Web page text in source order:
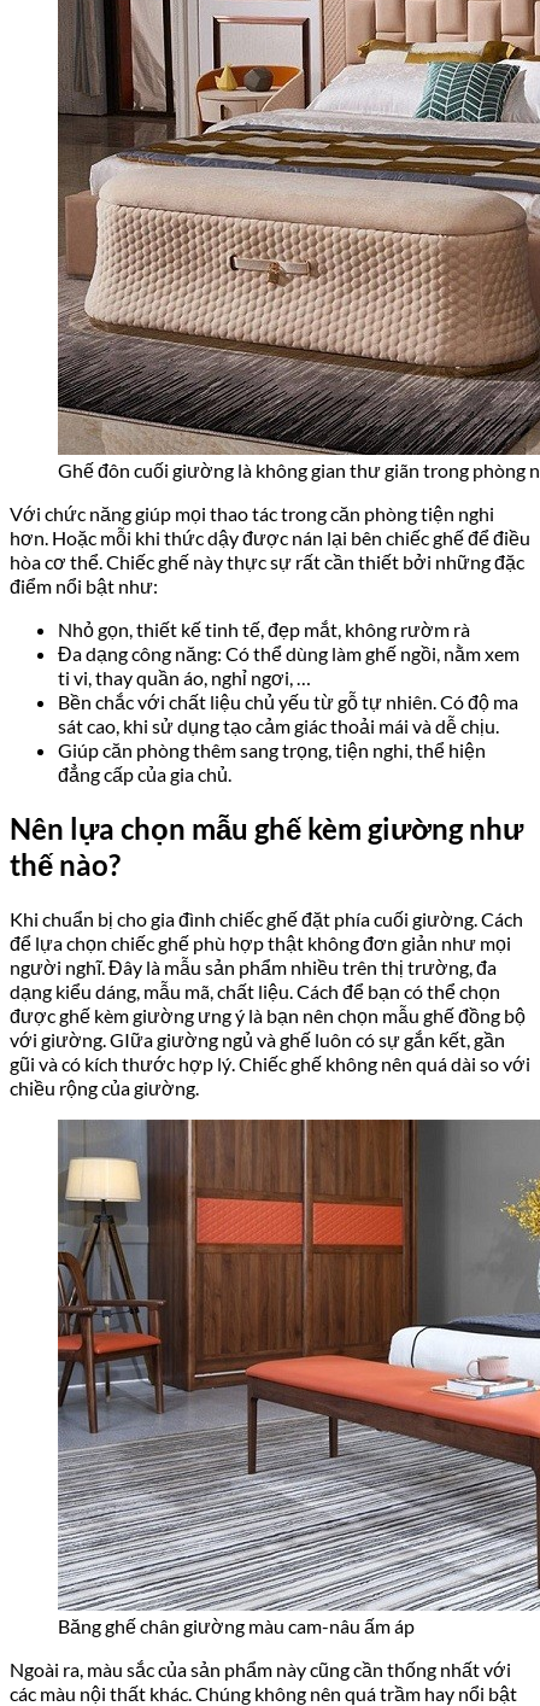
Ghế đôn cuối giường là không gian thư giãn trong phòng
Với chức năng giúp mọi thao tác trong căn phòng tiện nghi
hơn. Hoặc mỗi khi thức dậy được nán lại bên chiếc ghế để điều
hòa cơ thể. Chiếc ghế này thực sự rất cần thiết bởi những đặc
điểm nổi bật như:
Nhỏ gọn, thiết kế tinh tế, đẹp mắt, không rườm rà
Đa dạng công năng: Có thể dùng làm ghế ngồi, nằm xem
ti vi, thay quần áo, nghỉ ngơi, …
Bền chắc với chất liệu chủ yếu từ gỗ tự nhiên. Có độ ma
sát cao, khi sử dụng tạo cảm giác thoải mái và dễ chịu.
Giúp căn phòng thêm sang trọng, tiện nghi, thể hiện
đẳng cấp của gia chủ.
Nên lựa chọn mẫu ghế kèm giường như
thế nào?
Khi chuẩn bị cho gia đình chiếc ghế đặt phía cuối giường. Cách
để lựa chọn chiếc ghế phù hợp thật không đơn giản như mọi
người nghĩ. Đây là mẫu sản phẩm nhiều trên thị trường, đa
dạng kiểu dáng, mẫu mã, chất liệu. Cách để bạn có thể chọn
được ghế kèm giường ưng ý là bạn nên chọn mẫu ghế đồng bộ
với giường. GIữa giường ngủ và ghế luôn có sự gắn kết, gần
gũi và có kích thước hợp lý. Chiếc ghế không nên quá dài so với
chiều rộng của giường.
Băng ghế chân giường màu cam-nâu ấm áp
Ngoài ra, màu sắc của sản phẩm này cũng cần thống nhất với
các màu nội thất khác. Chúng không nên quá trầm hay nổi bật